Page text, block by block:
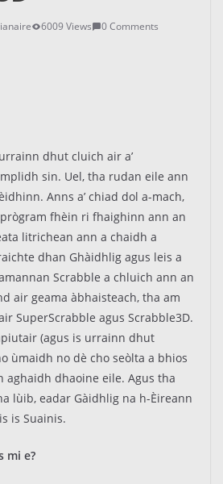
6009 Views
0 Comments
dhut cluich air a’
sin. Uel, tha rudan eile ann
Anns a’ chiad dol a-mach,
fhèin ri fhaighinn ann an
litrichean ann a chaidh a
dhan Ghàidhlig agus leis a
Scrabble a chluich ann an
air geama àbhaisteach, tha am
SuperScrabble agus Scrabble3D.
(agus is urrainn dhut
ùmaidh no dè cho seòlta a bhios
aghaidh dhaoine eile. Agus tha
lùib, eadar Gàidhlig na h-Èireann
is Suainis.
mi e?